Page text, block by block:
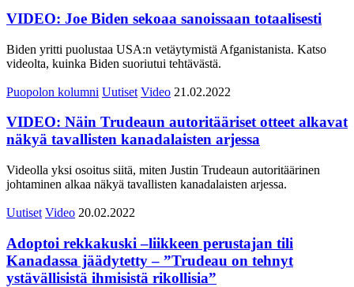
VIDEO: Joe Biden sekoaa sanoissaan totaalisesti
Biden yritti puolustaa USA:n vetäytymistä Afganistanista. Katso
videolta, kuinka Biden suoriutui tehtävästä.
Puopolon kolumni Uutiset Video 21.02.2022
VIDEO: Näin Trudeaun autoritääriset otteet alkavat
näkyä tavallisten kanadalaisten arjessa
Videolla yksi osoitus siitä, miten Justin Trudeaun autoritäärinen
johtaminen alkaa näkyä tavallisten kanadalaisten arjessa.
Uutiset Video 20.02.2022
Adoptoi rekkakuski –liikkeen perustajan tili
Kanadassa jäädytetty – ”Trudeau on tehnyt
ystävällisistä ihmisistä rikollisia”